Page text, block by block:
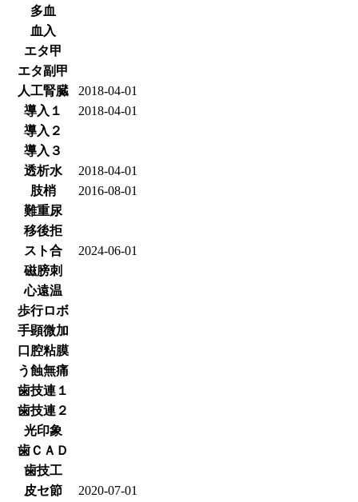
多血
血入
エタ甲
エタ副甲
人工腎臓
2018-04-01
導入１
2018-04-01
導入２
導入３
透析水
2018-04-01
肢梢
2016-08-01
難重尿
移後拒
スト合
2024-06-01
磁膀刺
心遠温
歩行ロボ
手顕微加
口腔粘膜
う蝕無痛
歯技連１
歯技連２
光印象
歯ＣＡＤ
歯技工
皮セ節
2020-07-01